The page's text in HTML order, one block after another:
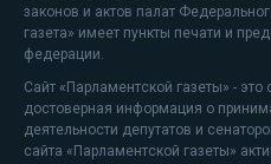
законов и актов палат
газета» имеет пункты печати и
федерации.
Сайт «Парламентской газеты» -
достоверная информация о
деятельности депутатов и
сайта «Парламентской газеты»